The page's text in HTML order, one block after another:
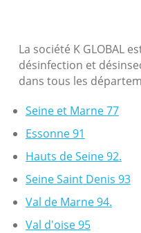
La société K GLOBAL
désinfection et
dans tous les
Seine et Marne 77
Essonne 91
Hauts de Seine 92.
Seine Saint Denis 93
Val de Marne 94.
Val d'oise 95